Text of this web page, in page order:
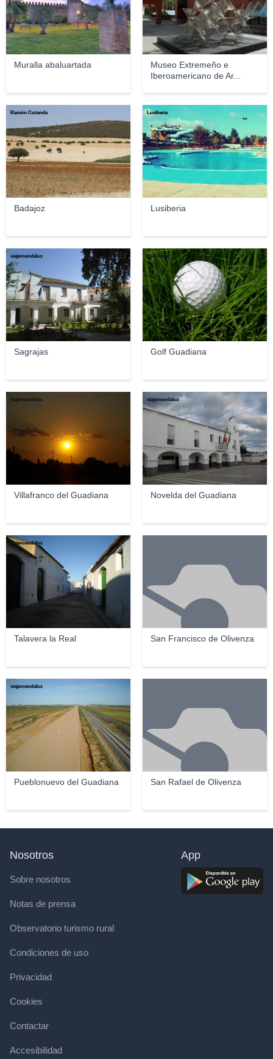
Muralla abaluartada
Museo Extremeño e
Iberoamericano de Ar...
Badajoz
Ramón Cutanda
Lusiberia
Lusiberia
Sagrajas
viajeroandaluz
Golf Guadiana
Emi Yañez
Villafranco del Guadiana
viajeroandaluz
Novelda del Guadiana
viajeroandaluz
Talavera la Real
viajeroandaluz
San Francisco de Olivenza
Pueblonuevo del Guadiana
viajeroandaluz
San Rafael de Olivenza
Nosotros
Sobre nosotros
Notas de prensa
Observatorio turismo rural
Condiciones de uso
Privacidad
Cookies
Contactar
Accesibilidad
App